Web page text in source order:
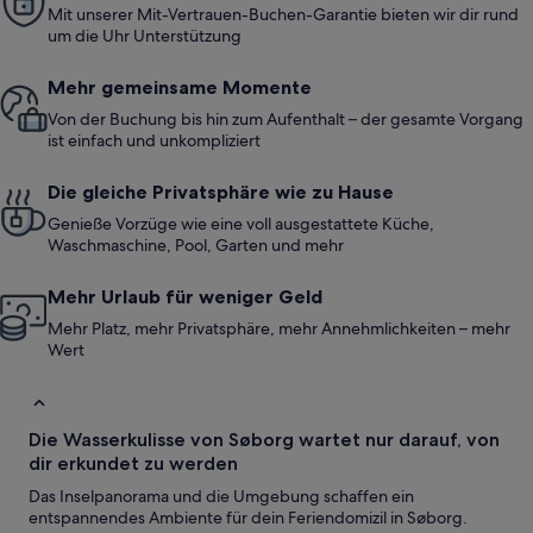
Mit unserer Mit-Vertrauen-Buchen-Garantie bieten wir dir rund
um die Uhr Unterstützung
Mehr gemeinsame Momente
Von der Buchung bis hin zum Aufenthalt – der gesamte Vorgang
ist einfach und unkompliziert
Die gleiche Privatsphäre wie zu Hause
Genieße Vorzüge wie eine voll ausgestattete Küche,
Waschmaschine, Pool, Garten und mehr
Mehr Urlaub für weniger Geld
Mehr Platz, mehr Privatsphäre, mehr Annehmlichkeiten – mehr
Wert
Die Wasserkulisse von Søborg wartet nur darauf, von
dir erkundet zu werden
Das Inselpanorama und die Umgebung schaffen ein
entspannendes Ambiente für dein Feriendomizil in Søborg.